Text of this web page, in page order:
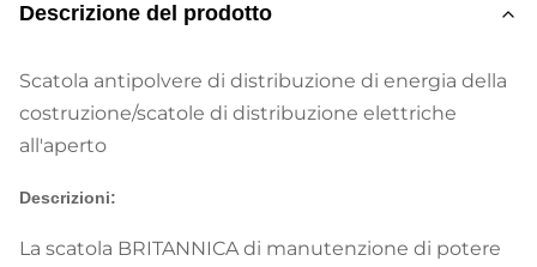
Descrizione del prodotto
Scatola antipolvere di distribuzione di energia della
costruzione/scatole di distribuzione elettriche
all'aperto
Descrizioni:
La scatola BRITANNICA di manutenzione di potere